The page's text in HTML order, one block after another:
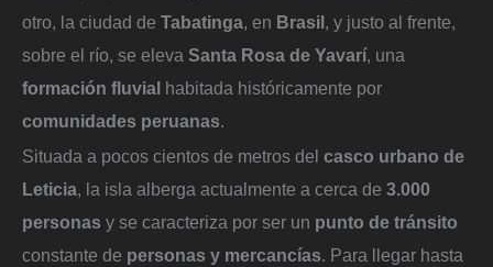
otro, la ciudad de Tabatinga, en Brasil, y justo al frente,
sobre el río, se eleva Santa Rosa de Yavarí, una
formación fluvial habitada históricamente por
comunidades peruanas.
Situada a pocos cientos de metros del casco urbano de
Leticia , la isla alberga actualmente a cerca de 3.000
personas y se caracteriza por ser un punto de tránsito
constante de personas y mercancías . Para llegar hasta